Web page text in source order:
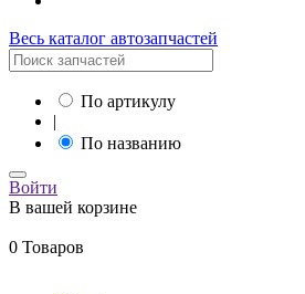
Весь каталог автозапчастей
По артикулу
|
По названию
Войти
В вашей корзине
0 Товаров